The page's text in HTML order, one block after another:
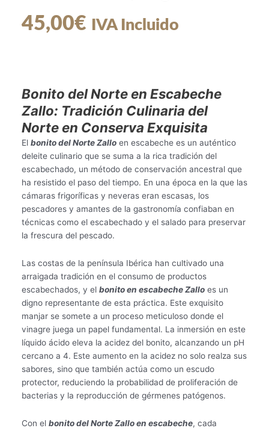
45,00€ IVA Incluido
Bonito del Norte en Escabeche
Zallo: Tradición Culinaria del
Norte en Conserva Exquisita
El bonito del Norte Zalloen escabeche es un auténtico
deleite culinario que se suma a la rica tradición del
escabechado, un método de conservación ancestral que
ha resistido el paso del tiempo. En una época en la que las
cámaras frigoríficas y neveras eran escasas, los
pescadores y amantes de la gastronomía confiaban en
técnicas como el escabechado y el salado para preservar
la frescura del pescado.
Las costas de la península Ibérica han cultivado una
arraigada tradición en el consumo de productos
escabechados, y el bonito en escabeche Zalloes un
digno representante de esta práctica. Este exquisito
manjar se somete a un proceso meticuloso donde el
vinagre juega un papel fundamental. La inmersión en este
líquido ácido eleva la acidez del bonito, alcanzando un pH
cercano a 4. Este aumento en la acidez no solo realza sus
sabores, sino que también actúa como un escudo
protector, reduciendo la probabilidad de proliferación de
bacterias y la reproducción de gérmenes patógenos.
Con el bonito del Norte Zallo en escabeche, cada